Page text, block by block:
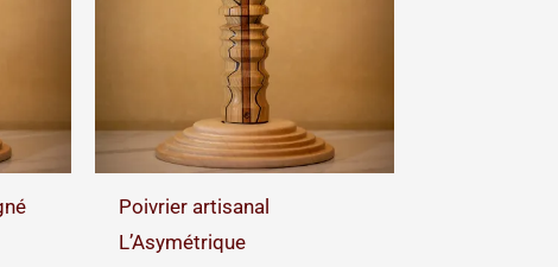
Poivrier artisanal
L’Asymétrique